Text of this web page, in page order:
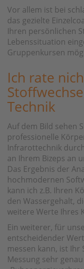
Vor allem ist bei
das gezielte
Ihren persönlichen
Lebenssituation
Gruppenkursen
Ich rate
Technik
Auf dem Bild sehen
professionelle
Infrarottechnik
an Ihrem Bizeps an
Das Ergebnis der
hochmodernen
kann ich z.B. Ihren
den Wassergehalt,
weitere Werte Ihres
Ein weiterer, für
entscheidender
messen kann, ist Ihr
Messung sehr